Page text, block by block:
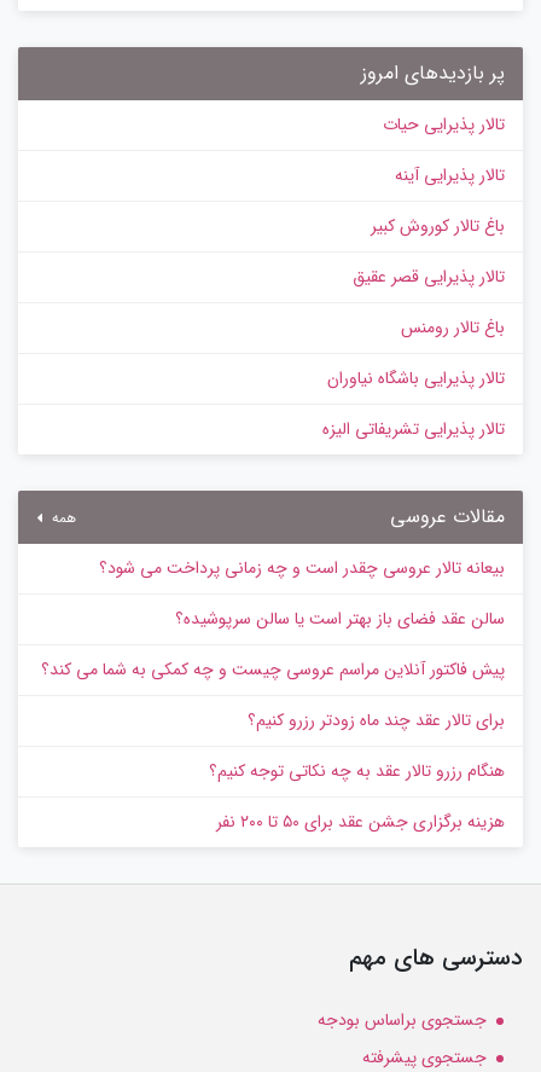
پر بازدیدهای امروز
تالار پذیرایی حیات
تالار پذیرایی آینه
باغ تالار کوروش کبیر
تالار پذیرایی قصر عقیق
باغ تالار رومنس
تالار پذیرایی باشگاه نیاوران
تالار پذیرایی تشریفاتی الیزه
مقالات عروسی همه
بیعانه تالار عروسی چقدر است و چه زمانی پرداخت می شود؟
سالن عقد فضای باز بهتر است یا سالن سرپوشیده؟
پیش‌ فاکتور آنلاین مراسم عروسی چیست و چه کمکی به شما می کند؟
برای تالار عقد چند ماه زودتر رزرو کنیم؟
هنگام رزرو تالار عقد به چه نکاتی توجه کنیم؟
هزینه برگزاری جشن عقد برای ۵۰ تا ۲۰۰ نفر
دسترسی های مهم
جستجوی براساس بودجه
جستجوی پیشرفته